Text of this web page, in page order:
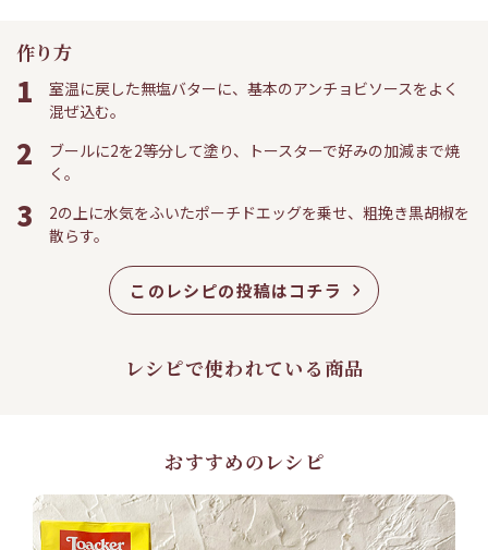
作り方
1
室温に戻した無塩バターに、基本のアンチョビソースをよく
混ぜ込む。
2
ブールに2を2等分して塗り、トースターで好みの加減まで焼
く。
3
2の上に水気をふいたポーチドエッグを乗せ、粗挽き黒胡椒を
散らす。
このレシピの投稿はコチラ
レシピで使われている商品
おすすめのレシピ